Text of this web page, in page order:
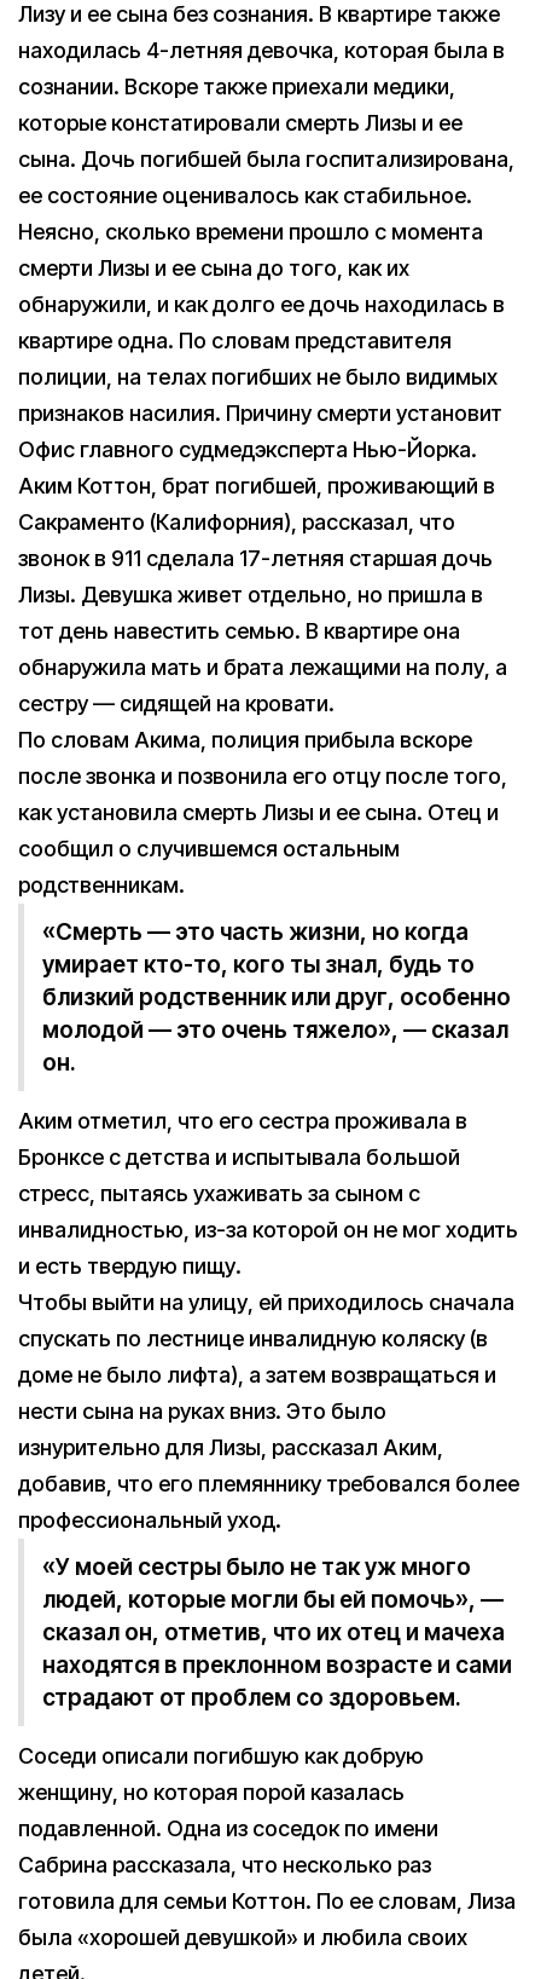
Лизу и ее сына без сознания. В квартире также
находилась 4-летняя девочка, которая была в
сознании. Вскоре также приехали медики,
которые констатировали смерть Лизы и ее
сына. Дочь погибшей была госпитализирована,
ее состояние оценивалось как стабильное.
Неясно, сколько времени прошло с момента
смерти Лизы и ее сына до того, как их
обнаружили, и как долго ее дочь находилась в
квартире одна. По словам представителя
полиции, на телах погибших не было видимых
признаков насилия. Причину смерти установит
Офис главного судмедэксперта Нью-Йорка.
Аким Коттон, брат погибшей, проживающий в
Сакраменто (Калифорния), рассказал, что
звонок в 911 сделала 17-летняя старшая дочь
Лизы. Девушка живет отдельно, но пришла в
тот день навестить семью. В квартире она
обнаружила мать и брата лежащими на полу, а
сестру — сидящей на кровати.
По словам Акима, полиция прибыла вскоре
после звонка и позвонила его отцу после того,
как установила смерть Лизы и ее сына. Отец и
сообщил о случившемся остальным
родственникам.
«Смерть — это часть жизни, но когда
умирает кто-то, кого ты знал, будь то
близкий родственник или друг, особенно
молодой — это очень тяжело», — сказал
он.
Аким отметил, что его сестра проживала в
Бронксе с детства и испытывала большой
стресс, пытаясь ухаживать за сыном с
инвалидностью, из-за которой он не мог ходить
и есть твердую пищу.
Чтобы выйти на улицу, ей приходилось сначала
спускать по лестнице инвалидную коляску (в
доме не было лифта), а затем возвращаться и
нести сына на руках вниз. Это было
изнурительно для Лизы, рассказал Аким,
добавив, что его племяннику требовался более
профессиональный уход.
«У моей сестры было не так уж много
людей, которые могли бы ей помочь», —
сказал он, отметив, что их отец и мачеха
находятся в преклонном возрасте и сами
страдают от проблем со здоровьем.
Соседи описали погибшую как добрую
женщину, но которая порой казалась
подавленной. Одна из соседок по имени
Сабрина рассказала, что несколько раз
готовила для семьи Коттон. По ее словам, Лиза
была «хорошей девушкой» и любила своих